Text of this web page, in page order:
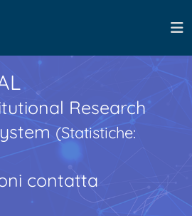
Research
(Statistiche:
contatta